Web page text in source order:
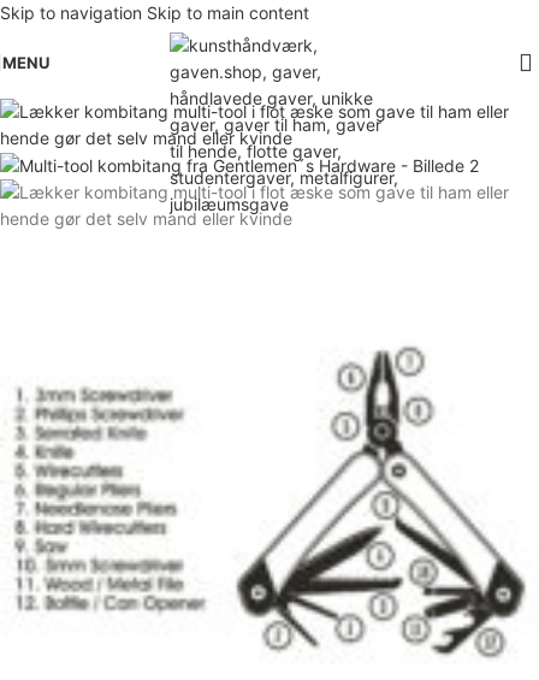
Skip to navigation Skip to main content
MENU